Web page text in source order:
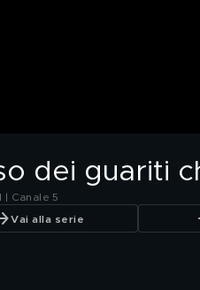
dei guariti
| Canale 5
Vai alla serie